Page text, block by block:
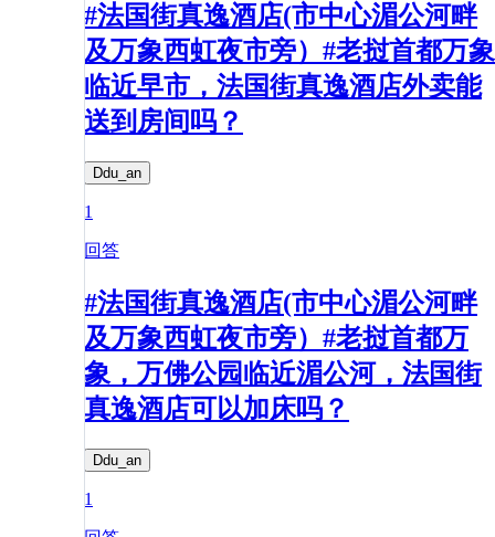
#法国街真逸酒店(市中心湄公河畔
及万象西虹夜市旁）#老挝首都万象
临近早市，法国街真逸酒店外卖能
送到房间吗？
Ddu_an
1
回答
#法国街真逸酒店(市中心湄公河畔
及万象西虹夜市旁）#老挝首都万
象，万佛公园临近湄公河，法国街
真逸酒店可以加床吗？
Ddu_an
1